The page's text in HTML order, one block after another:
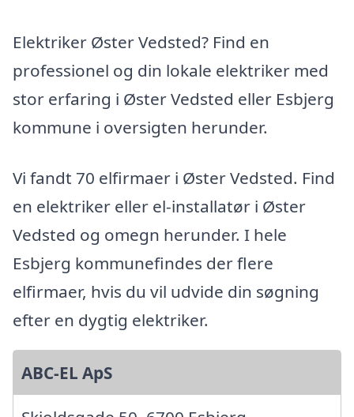
Elektriker Øster Vedsted? Find en
professionel og din lokale elektriker med
stor erfaring i Øster Vedsted eller Esbjerg
kommune i oversigten herunder.
Vi fandt 70 elfirmaer i Øster Vedsted. Find
en elektriker eller el-installatør i Øster
Vedsted og omegn herunder. I hele
Esbjerg kommunefindes der flere
elfirmaer, hvis du vil udvide din søgning
efter en dygtig elektriker.
ABC-EL ApS